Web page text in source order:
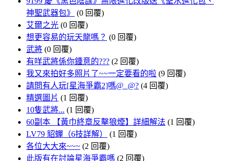
神聖武器包》
(0 回覆)
艾爾之光 (0 回覆)
想更容易的玩天龍嗎？ (0 回覆)
武將 (0 回覆)
有咩武將係你鍾意的??? (2 回覆)
我又來拍好多照片了~~一定要看的啦 (9 回覆)
請問有人玩[星海爭霸2]嗎@_@? (4 回覆)
精選圖片 (1 回覆)
10隻武將... (1 回覆)
60副本 【黃巾終章反擊狼煙】詳細解法 (1 回覆)
LV79 貂蟬（6技詳解）
(1 回覆)
各位大大來~~~ (2 回覆)
此版有在討論星海爭霸嗎 (2 回覆)